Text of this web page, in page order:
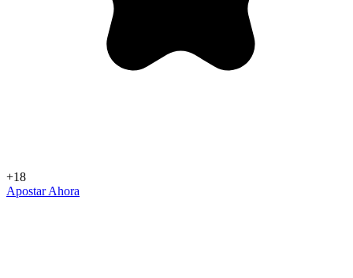
+18
Apostar Ahora